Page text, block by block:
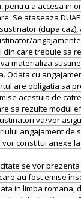
pentru a accesa in
Se ataseaza
(dupa caz),
care trebuie sa
materializa
Odata cu
are obligatia sa
acestuia de
sa rezulte modul
va/vor
angajament de
constitui anexe
se vor prezenta
au fost emise
in limba romana,